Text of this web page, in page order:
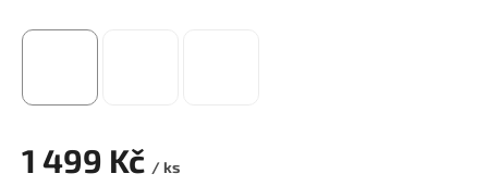
1 499 Kč / ks